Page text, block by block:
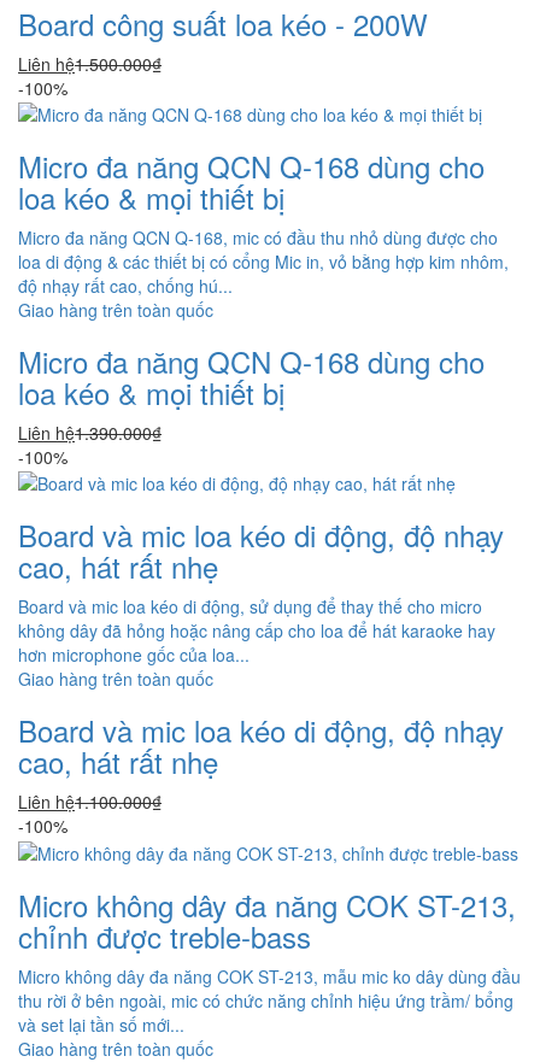
Board công suất loa kéo - 200W
Liên hệ1.500.000₫
-100%
Micro đa năng QCN Q-168 dùng cho
loa kéo & mọi thiết bị
Micro đa năng QCN Q-168, mic có đầu thu nhỏ dùng được cho
loa di động & các thiết bị có cổng Mic in, vỏ bằng hợp kim nhôm,
độ nhạy rất cao, chống hú...
Giao hàng trên toàn quốc
Micro đa năng QCN Q-168 dùng cho
loa kéo & mọi thiết bị
Liên hệ1.390.000₫
-100%
Board và mic loa kéo di động, độ nhạy
cao, hát rất nhẹ
Board và mic loa kéo di động, sử dụng để thay thế cho micro
không dây đã hỏng hoặc nâng cấp cho loa để hát karaoke hay
hơn microphone gốc của loa...
Giao hàng trên toàn quốc
Board và mic loa kéo di động, độ nhạy
cao, hát rất nhẹ
Liên hệ1.100.000₫
-100%
Micro không dây đa năng COK ST-213,
chỉnh được treble-bass
Micro không dây đa năng COK ST-213, mẫu mic ko dây dùng đầu
thu rời ở bên ngoài, mic có chức năng chỉnh hiệu ứng trầm/ bổng
và set lại tần số mới...
Giao hàng trên toàn quốc